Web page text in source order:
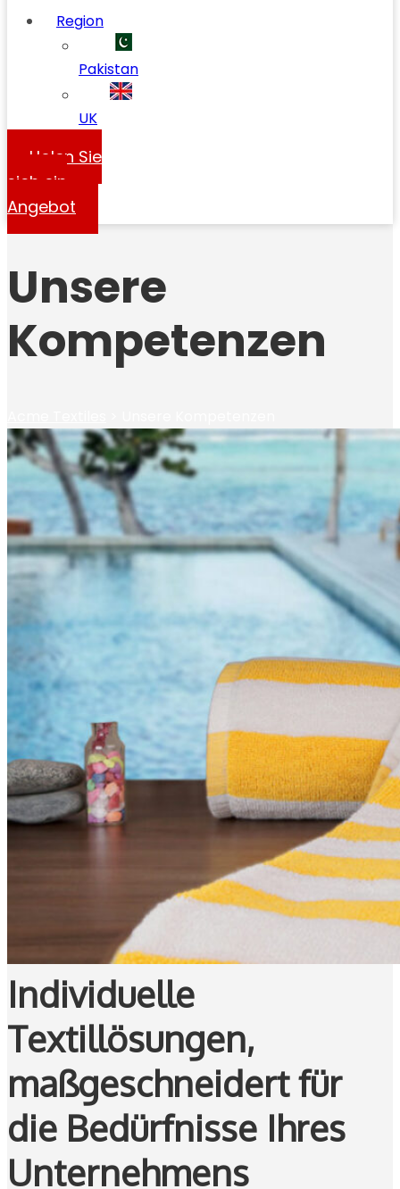
Region
Pakistan
UK
Holen Sie
sich ein
Angebot
Unsere
Kompetenzen
Individuelle
Textillösungen,
maßgeschneidert für
die Bedürfnisse Ihres
Unternehmens